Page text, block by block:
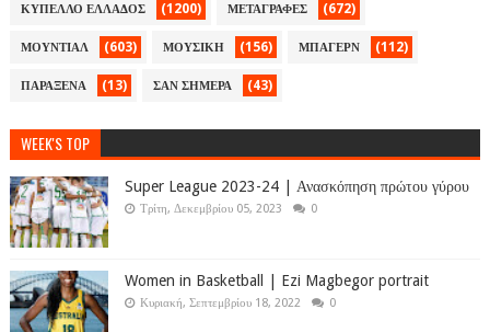
ΚΥΠΕΛΛΟ ΕΛΛΑΔΟΣ (1200) ΜΕΤΑΓΡΑΦΕΣ (672)
ΜΟΥΝΤΙΑΛ (603) ΜΟΥΣΙΚΗ (156) ΜΠΑΓΕΡΝ (112)
ΠΑΡΑΞΕΝΑ (13) ΣΑΝ ΣΗΜΕΡΑ (43)
WEEK'S TOP
Super League 2023-24 | Ανασκόπηση πρώτου γύρου
Τρίτη, Δεκεμβρίου 05, 2023 0
Women in Basketball | Ezi Magbegor portrait
Κυριακή, Σεπτεμβρίου 18, 2022 0